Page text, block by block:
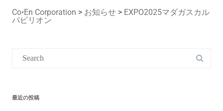
Co•En Corporation > お知らせ > EXPO2025マダガスカル
パビリオン
最近の投稿